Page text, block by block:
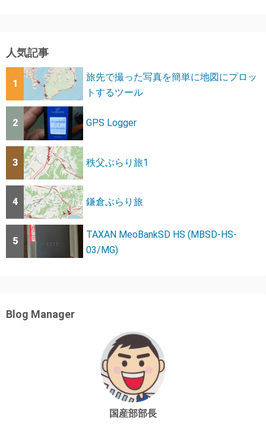
人気記事
1
旅先で撮った写真を簡単に地図にプロッ
トするツール
2 GPS Logger
3 秩父ぶらり旅1
4 鎌倉ぶらり旅
5
TAXAN MeoBankSD HS (MBSD-HS-
03/MG)
Blog Manager
国産部部長